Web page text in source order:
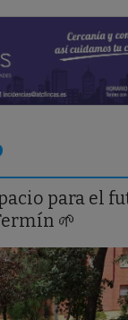
para el
🌱